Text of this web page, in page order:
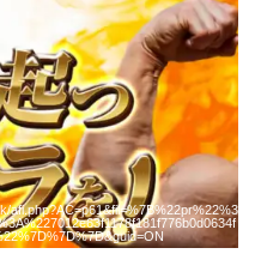
afi.php?AC=p61&fil=%7B%22pr%22%3